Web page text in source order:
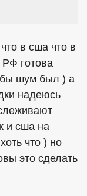
в сша что в
готова
бы шум был ) а
надеюсь
и сша на
что ) но
это сделать